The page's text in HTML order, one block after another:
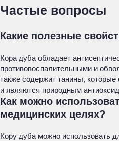
Частые вопросы
Какие полезные
Кора дуба обладает
противовоспалительными и
также содержит танины,
и являются природным
Как можно
медицинских целях?
Кору дуба можно использовать